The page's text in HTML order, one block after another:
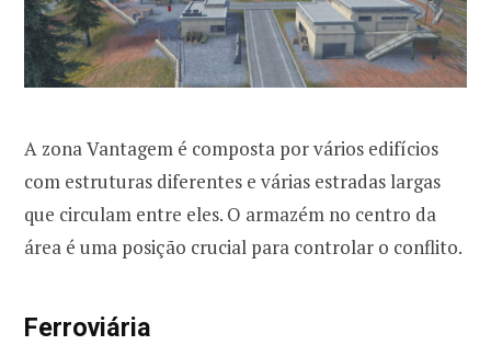
A zona Vantagem é composta por vários edifícios
com estruturas diferentes e várias estradas largas
que circulam entre eles. O armazém no centro da
área é uma posição crucial para controlar o conflito.
Ferroviária